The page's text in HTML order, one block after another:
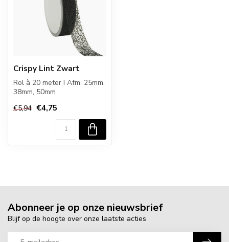
Crispy Lint Zwart
Rol à 20 meter I Afm. 25mm,
38mm, 50mm
€5,94 €4,75
Abonneer je op onze nieuwsbrief
Blijf op de hoogte over onze laatste acties